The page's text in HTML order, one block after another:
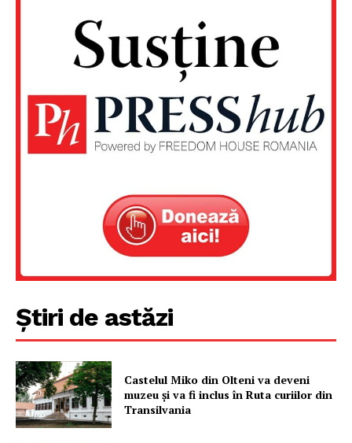
Un proiect
FREEDOM HOUSE ROMÂNIA
PRESShub
Știri de astăzi
Castelul Miko din Olteni va deveni
muzeu şi va fi inclus în Ruta curiilor din
Transilvania